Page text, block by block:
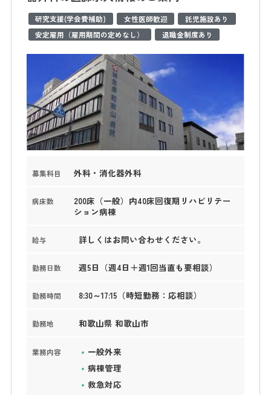
研究支援(学会費補助) 女性医師歓迎
託児施設あり
安定雇用（雇用期間の定めなし）
退職金制度あり
募集科目 外科・消化器外科
病床数
200床（一般）内40床回復期リハビリテー
ション病棟
給与 詳しくはお問い合わせください。
勤務日数 週5日（週4日＋週1回当直も要相談）
勤務時間 8:30～17:15（時短勤務：応相談）
勤務地 和歌山県 和歌山市
業務内容
一般外来
病棟管理
救急対応